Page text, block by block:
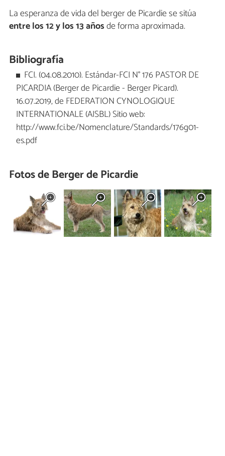
La esperanza de vida del berger de Picardie se sitúa
entre los 12 y los 13 añosde forma aproximada.
Bibliografía
FCI. (04.08.2010). Estándar-FCI N° 176 PASTOR DE
PICARDIA (Berger de Picardie - Berger Picard).
16.07.2019, de FEDERATION CYNOLOGIQUE
INTERNATIONALE (AISBL) Sitio web:
http://www.fci.be/Nomenclature/Standards/176g01-
es.pdf
Fotos de Berger de Picardie